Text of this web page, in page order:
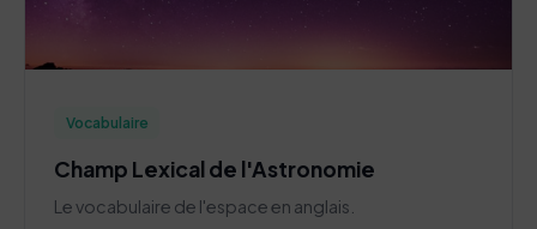
Vocabulaire
Champ Lexical de l'Astronomie
Le vocabulaire de l'espace en anglais.